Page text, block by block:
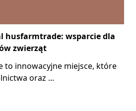
husfarmtrade: wsparcie dla
zwierząt
to innowacyjne miejsce, które
oraz ...